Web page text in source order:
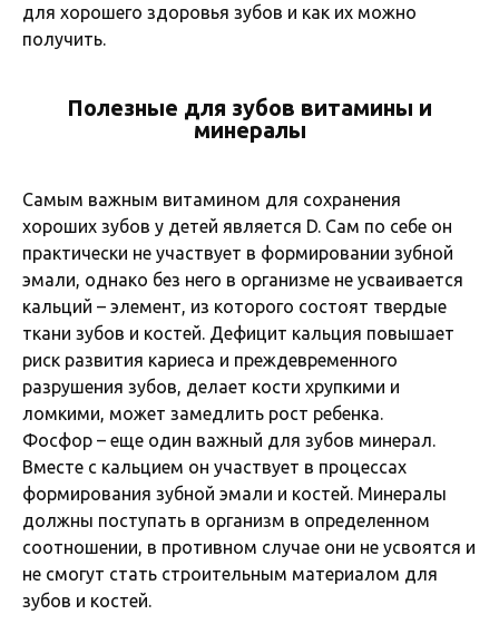
для хорошего здоровья зубов и как их можно
получить.
Полезные для зубов витамины и
минералы
Самым важным витамином для сохранения
хороших зубов у детей является D. Сам по себе он
практически не участвует в формировании зубной
эмали, однако без него в организме не усваивается
кальций – элемент, из которого состоят твердые
ткани зубов и костей. Дефицит кальция повышает
риск развития кариеса и преждевременного
разрушения зубов, делает кости хрупкими и
ломкими, может замедлить рост ребенка.
Фосфор – еще один важный для зубов минерал.
Вместе с кальцием он участвует в процессах
формирования зубной эмали и костей. Минералы
должны поступать в организм в определенном
соотношении, в противном случае они не усвоятся и
не смогут стать строительным материалом для
зубов и костей.